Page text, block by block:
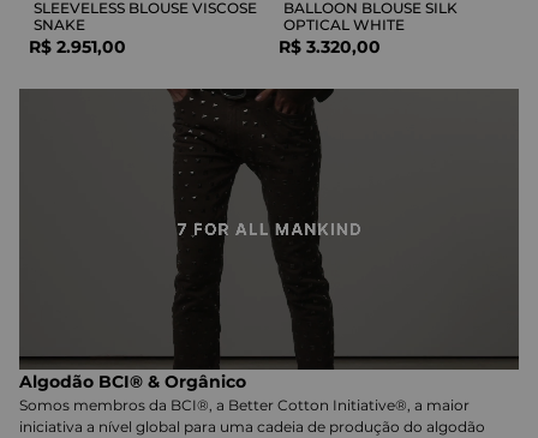
SLEEVELESS BLOUSE VISCOSE
SNAKE
R$ 2.951,00
BALLOON BLOUSE SILK
OPTICAL WHITE
R$ 3.320,00
Algodão BCI® & Orgânico
Somos membros da BCI®, a Better Cotton Initiative®, a maior
iniciativa a nível global para uma cadeia de produção do algodão